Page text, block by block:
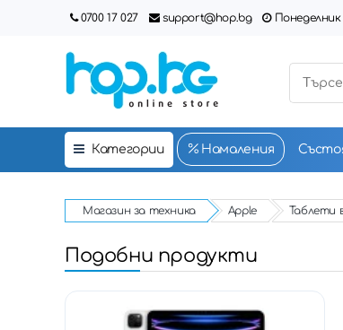
0700 17 027 support@hop.bg Понеделник
Категории Намаления
Магазин за техника Apple Таблети
Подобни продукти